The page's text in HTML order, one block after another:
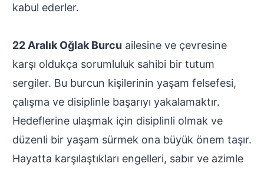
kabul ederler.
22 Aralık Oğlak Burcu ailesine ve çevresine
karşı oldukça sorumluluk sahibi bir tutum
sergiler. Bu burcun kişilerinin yaşam felsefesi,
çalışma ve disiplinle başarıyı yakalamaktır.
Hedeflerine ulaşmak için disiplinli olmak ve
düzenli bir yaşam sürmek ona büyük önem taşır.
Hayatta karşılaştıkları engelleri, sabır ve azimle